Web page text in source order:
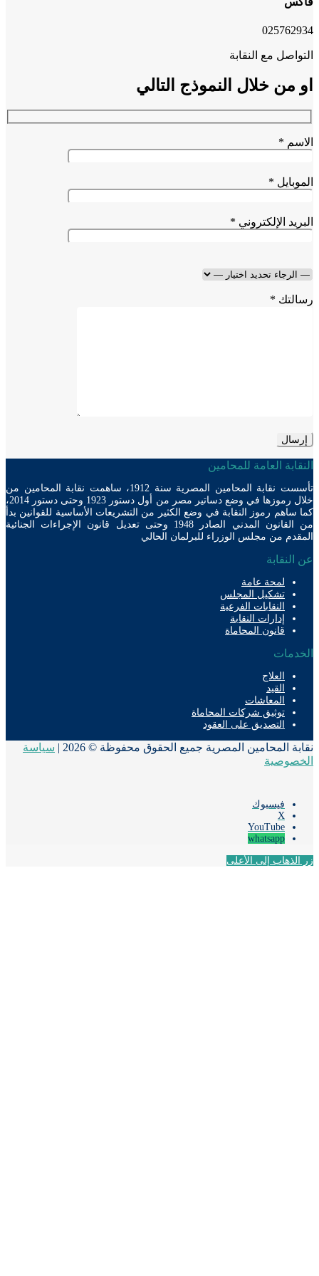
مع النقابة
خلال النموذج التالي
*
*
الإلكتروني *
*
العامة للمحامين
تأسست نقابة المحامين المصرية سنة 1912، ساهمت نقابة المحامين من
خلال رموزها في وضع دساتير مصر من أول دستور 1923 وحتى دستور 2014،
رموز النقابة في وضع الكثير من التشريعات الأساسية للقوانين بدأ
من القانون المدني الصادر 1948 وحتى تعديل قانون الإجراءات الجنائية
من مجلس الوزراء للبرلمان الحالي
لمحة عامة
تشكيل المجلس
النقابات الفرعية
إدارات النقابة
قانون المحاماة
العلاج
القيد
المعاشات
توثيق شركات المحاماة
التصديق على العقود
المحامين المصرية جميع الحقوق محفوظة © 2026 |
سياسة
فيسبوك
‫YouTube
whatsapp
إلى الأعلى